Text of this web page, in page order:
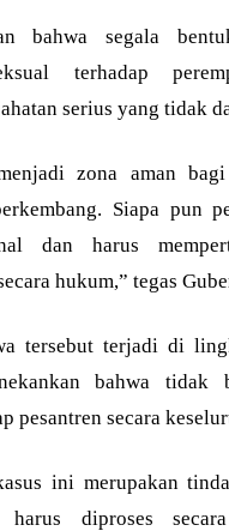
bahwa segala
terhadap
serius yang tidak
zona aman
Siapa pun
dan harus
hukum,” tegas
tersebut terjadi di
bahwa tidak
pesantren secara
ini merupakan
diproses